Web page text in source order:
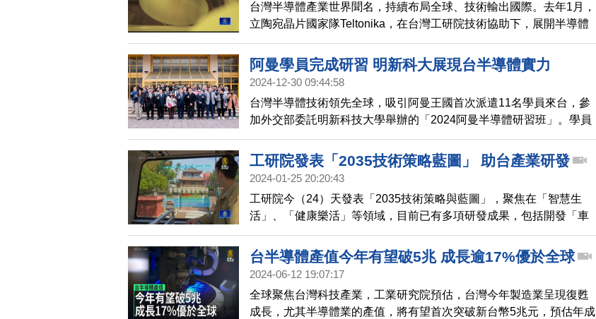
台灣在全球安全供應鏈扮演重要角色，呼籲將台灣納入國際組織架
構，以民主結盟的方式，對抗來自威權的經濟脅迫。
台灣半導體產業世界聞名，持續布局全球、技術輸出國際。去年1月，
立陶宛晶片國家隊Teltonika，在台灣工研院技術協助下，展開半導體
計畫。週三（14日）Teltonika宣布，去年底已達成第一階段，未來幾
個月，將約聘20名專家，前往台灣學習。
阿曼學員完成研習 明新科大展現台半導體實力
2024-12-30 09:44:58
台灣半導體技術領先全球，吸引阿曼王國首次派遣11名學員來台，參
加外交部委託明新科技大學舉辦的「2024阿曼半導體研習班」。學員
透過兩週高強度課程，親手封裝晶片並深入了解產業技術，同時加強
台阿雙向交流，展現台灣高科技的國際影響力。
工研院發表「2035技術策略藍圖」 助台產業研發
2024-01-25 20:20:43
工研院今（24）天發表「2035技術策略與藍圖」，聚焦在「智慧生
活」、「健康樂活」等領域，目前已有多項研發成果，包括開發「車
載擴增實境互動智慧窗」， 以及整合生醫與紡織產業，可望將20元鞋
帶升級為價值8萬元的「人工韌帶」。
台半導體產值今年有望破5兆 成長逾17%優於全球
2024-06-12 19:07:17
全球聚焦台灣科技產業，工業研究院預估，台灣今年製造業呈現復甦
成長，尤其半導體業的產值，將有望首次突破新台幣5兆元，預估年成